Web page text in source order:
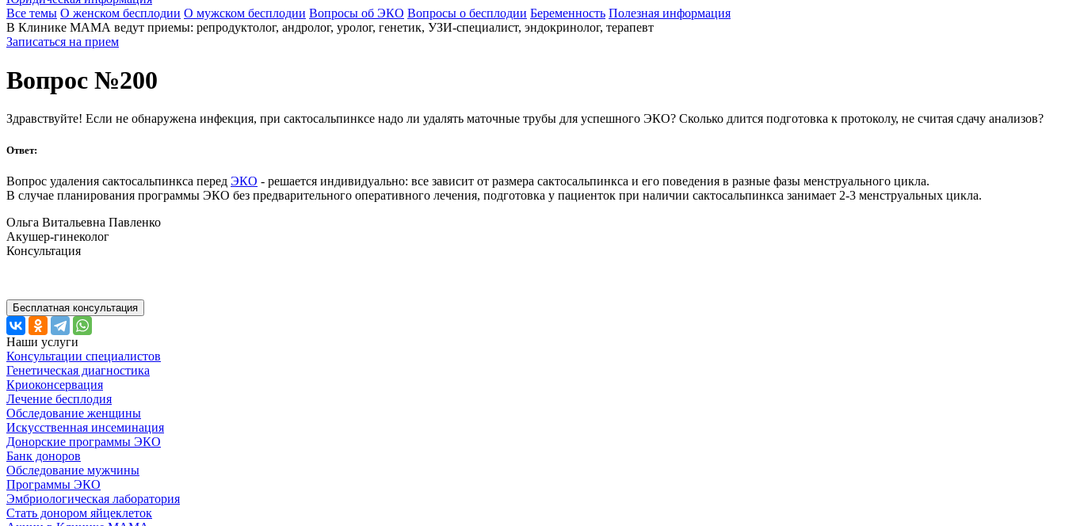
Все темы О женском бесплодии О мужском бесплодии Вопросы об ЭКО Вопросы о бесплодии Беременность Полезная информация
В Клинике МАМА ведут приемы: репродуктолог, андролог, уролог, генетик, УЗИ-специалист, эндокринолог, терапевт
Записаться на прием
Вопрос №200
Здравствуйте! Если не обнаружена инфекция, при сактосальпинксе надо ли удалять маточные трубы для успешного ЭКО? Сколько длится подготовка к протоколу, не считая сдачу анализов?
Ответ:
Вопрос удаления сактосальпинкса перед ЭКО - решается индивидуально: все зависит от размера сактосальпинкса и его поведения в разные фазы менструального цикла.
В случае планирования программы ЭКО без предварительного оперативного лечения, подготовка у пациенток при наличии сактосальпинкса занимает 2-3 менструальных цикла.
Ольга Витальевна Павленко
Акушер-гинеколог
Консультация
Бесплатная консультация
Наши услуги
Консультации специалистов
Генетическая диагностика
Криоконсервация
Лечение бесплодия
Обследование женщины
Искусственная инсеминация
Донорские программы ЭКО
Банк доноров
Обследование мужчины
Программы ЭКО
Эмбриологическая лаборатория
Стать донором яйцеклеток